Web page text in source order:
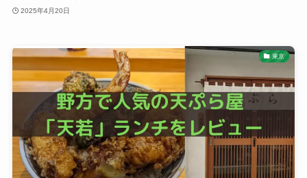
2025年4月20日
東京